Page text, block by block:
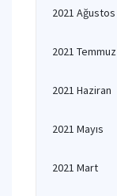
2021 Ağustos
2021 Temmuz
2021 Haziran
2021 Mayıs
2021 Mart